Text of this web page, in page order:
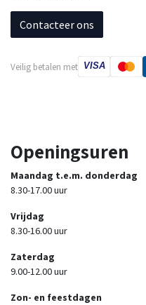
Contacteer ons
Veilig betalen met VISA
Openingsuren
Maandag t.e.m. donderdag
8.30-17.00 uur
Vrijdag
8.30-16.00 uur
Zaterdag
9.00-12.00 uur
Zon- en feestdagen